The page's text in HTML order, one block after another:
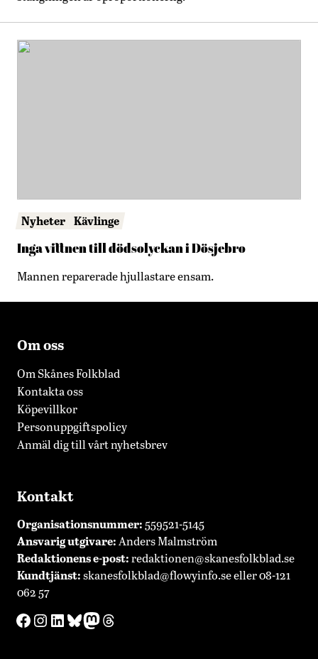
Nyheter Kävlinge
Inga vittnen till dödsolyckan i Dösjebro
Mannen reparerade hjullastare ensam.
Om oss
Om Skånes Folkblad
Kontakta oss
Köpevillkor
Personuppgiftspolicy
Anmäl dig till vårt nyhetsbrev
Kontakt
Organisationsnummer: 559521-5145
Ansvarig utgivare: Anders Malmström
Redaktionense-post:redaktionen@skanesfolkblad.se
Kundtjänst:skanesfolkblad@flowyinfo.seeller 08-121
062 57
Facebook
Instagram
LinkedIn
Bluesky
Mastodon
Threads